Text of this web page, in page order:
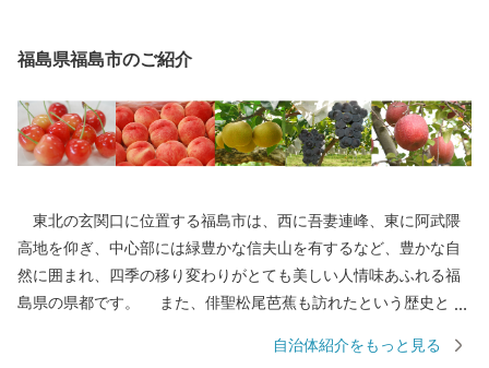
福島県福島市のご紹介
東北の玄関口に位置する福島市は、西に吾妻連峰、東に阿武隈
高地を仰ぎ、中心部には緑豊かな信夫山を有するなど、豊かな自
然に囲まれ、四季の移り変わりがとても美しい人情味あふれる福
島県の県都です。 また、俳聖松尾芭蕉も訪れたという歴史と伝
温泉」や奥州三高湯の一つに数えられる温泉郷「高湯温泉」とい
自治体紹介をもっと見る